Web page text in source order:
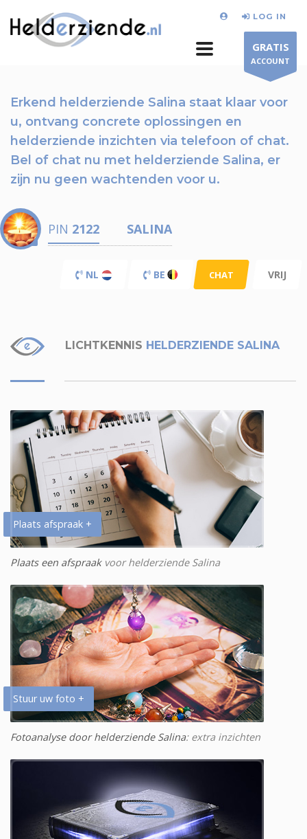
LOG IN
GRATIS
ACCOUNT
Erkend helderziende Salina staat klaar voor
u, ontvang concrete oplossingen en
helderziende inzichten via telefoon of chat.
Bel of chat nu met helderziende Salina, er
zijn nu geen wachtenden voor u.
PIN 2122 SALINA
NL BE CHAT VRIJ
LICHTKENNIS HELDERZIENDE SALINA
Plaats afspraak +
Plaats een afspraakvoor helderziende Salina
Stuur uw foto +
Fotoanalyse door helderziende Salina: extra inzichten